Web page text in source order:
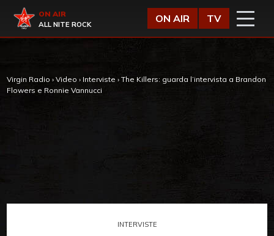
Virgin Radio
ON AIR
ALL NITE ROCK
ON AIR TV
Virgin Radio › Video › Interviste › The Killers: guarda l’intervista a Brandon
Flowers e Ronnie Vannucci
INTERVISTE